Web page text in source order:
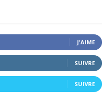
J'AIME
SUIVRE
SUIVRE